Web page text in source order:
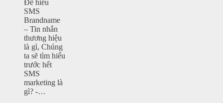
Để hiểu
SMS
Brandname
– Tin nhắn
thương hiệu
là gì, Chúng
ta sẽ tìm hiểu
trước hết
SMS
marketing là
gì? -…